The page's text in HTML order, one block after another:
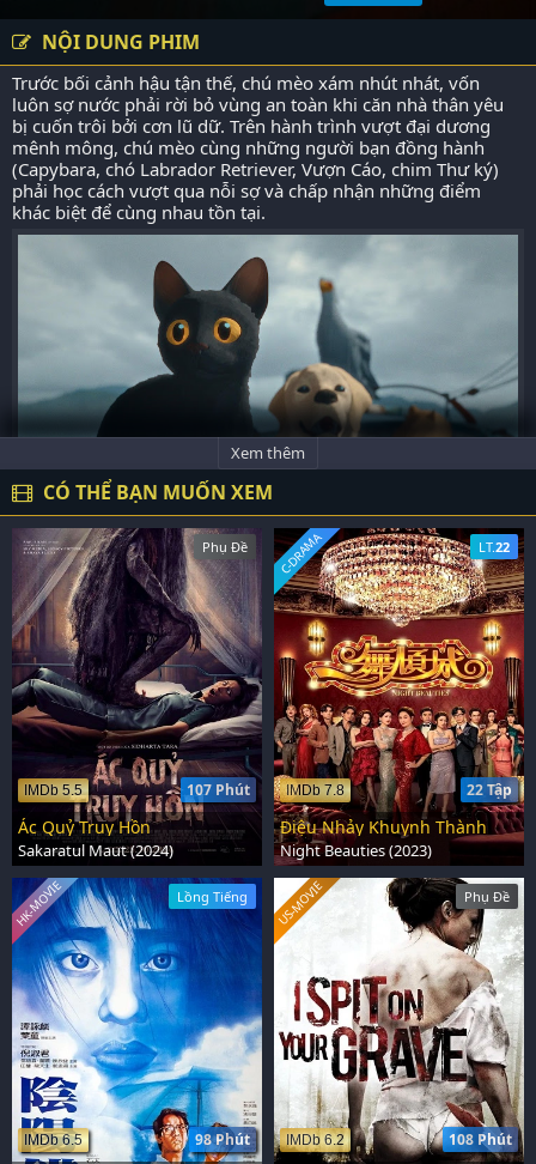
NỘI DUNG PHIM
Trước bối cảnh hậu tận thế, chú mèo xám nhút nhát, vốn
luôn sợ nước phải rời bỏ vùng an toàn khi căn nhà thân yêu
bị cuốn trôi bởi cơn lũ dữ. Trên hành trình vượt đại dương
mênh mông, chú mèo cùng những người bạn đồng hành
(Capybara, chó Labrador Retriever, Vượn Cáo, chim Thư ký)
phải học cách vượt qua nỗi sợ và chấp nhận những điểm
khác biệt để cùng nhau tồn tại.
Xem thêm
CÓ THỂ BẠN MUỐN XEM
Phụ Đề
107 Phút
IMDb 5.5
Ác Quỷ Truy Hồn
Sakaratul Maut (2024)
LT.22
22 Tập
IMDb 7.8
C-DRAMA
Điệu Nhảy Khuynh Thành
Night Beauties (2023)
Lồng Tiếng
98 Phút
IMDb 6.5
HK-MOVIE Phụ Đề
108 Phút
IMDb 6.2
US-MOVIE